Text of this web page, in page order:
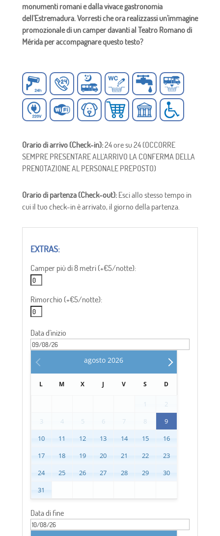
monumenti romani e dalla vivace gastronomia
dell'Estremadura.Vorresti che ora realizzassi un'immagine
promozionale di un camper davanti al Teatro Romano di
Mérida per accompagnare questo testo?
Orario di arrivo (Check-in):24 ore su 24 (OCCORRE
SEMPRE PRESENTARE ALL'ARRIVO LA CONFERMA DELLA
PRENOTAZIONE AL PERSONALE PREPOSTO)
Orario di partenza (Check-out): Esci allo stesso tempo in
cui il tuo check-in è arrivato, il giorno della partenza.
Camper più di 8 metri (+€5/notte):
Rimorchio (+€5/notte):
Data d'inizio
agosto 2026
L M X J V S D
1
2
3
4 5 6 7 8
9
10
11 12 13 14 15
16
17
18 19 20 21 22
23
24
25 26 27 28 29
30
31
Data di fine